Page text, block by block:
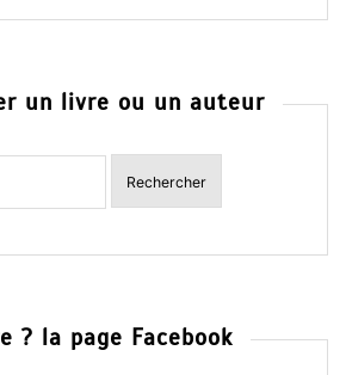
un livre ou un auteur
? la page Facebook